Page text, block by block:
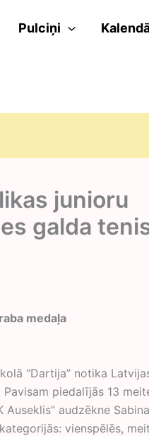
Pulciņi
junioru
galda
medaļa
“Dartija” notika
piedalījās 13
Auseklis” audzēkne
vienspēlēs,